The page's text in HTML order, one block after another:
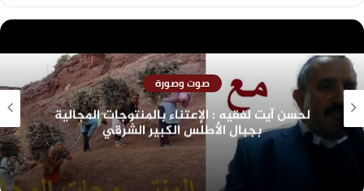
صوت وصورة
لحسن آيت لفقيه : الإعتناء بالمنتوجات المجالية
بجبال الأطلس الكبير الشرقي